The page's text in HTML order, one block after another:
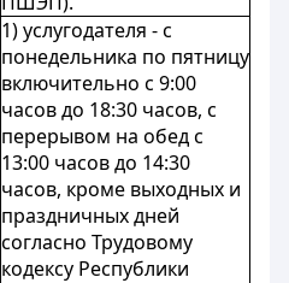
1) услугодателя - с
понедельника по пятницу
включительно с 9:00
часов до 18:30 часов, с
перерывом на обед с
13:00 часов до 14:30
часов, кроме выходных и
праздничных дней
согласно Трудовому
кодексу Республики